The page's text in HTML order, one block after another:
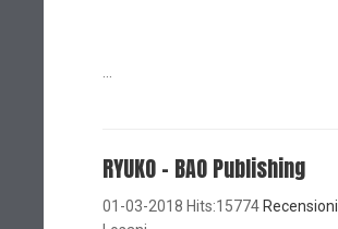
RYUKO - BAO Publishing
01-03-2018 Hits:15774 Recensioni